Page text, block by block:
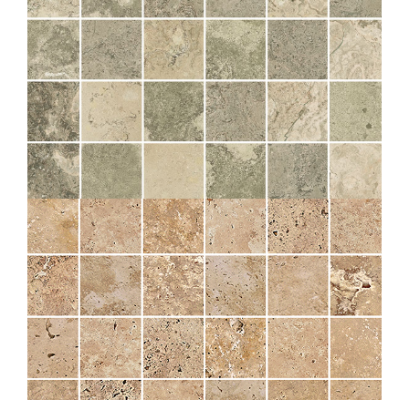
SOLITHE
NATUREL MOS 5X5
30X30
TIBER